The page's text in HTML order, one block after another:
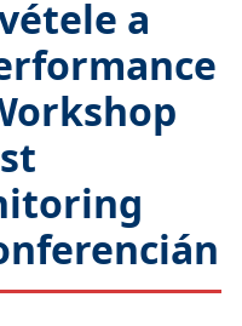
a